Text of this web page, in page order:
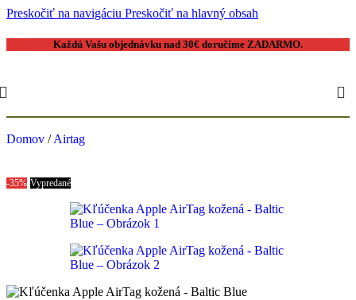
Preskočiť na navigáciu Preskočiť na hlavný obsah
Každú Vašu objednávku nad 30€ doručíme ZADARMO.
Domov / Airtag
-35% Vypredané